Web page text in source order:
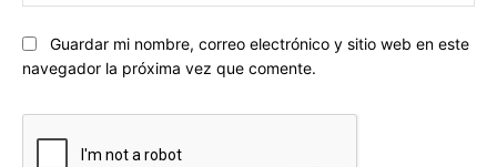
Guardar mi nombre, correo electrónico y sitio web en este
navegador la próxima vez que comente.